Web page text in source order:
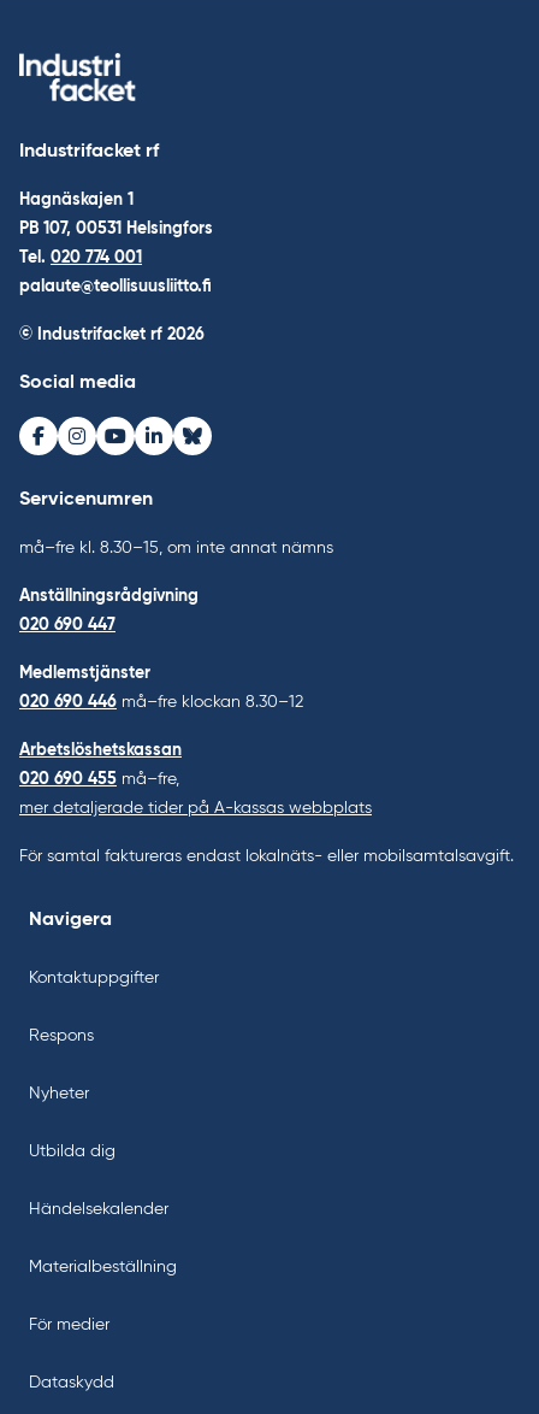
Industrifacket rf
Hagnäskajen 1
PB 107, 00531 Helsingfors
Tel. 020 774 001
palaute@teollisuusliitto.fi
© Industrifacket rf 2026
Social media
Facebook
Instagram
Youtube
LinkedInBluesky
Servicenumren
må–fre kl. 8.30–15, om inte annat nämns
Anställningsrådgivning
020 690 447
Medlemstjänster
020 690 446 må–fre klockan 8.30–12
Arbetslöshetskassan
020 690 455 må–fre,
mer detaljerade tider på A-kassas webbplats
För samtal faktureras endast lokalnäts- eller mobilsamtalsavgift.
Navigera
Kontaktuppgifter
Respons
Nyheter
Utbilda dig
Händelsekalender
Materialbeställning
För medier
Dataskydd